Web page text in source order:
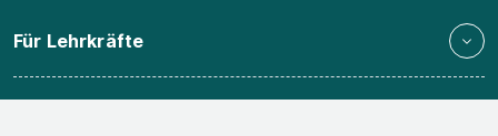
Für Lehrkräfte